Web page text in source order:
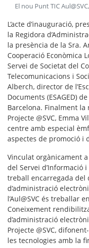
El nou Punt TIC
L’acte d’inauguració,
la Regidora
la presència de la Sra.
Cooperació Econòmica
Servei de Societat del
Telecomunicacions i
Alberch, director de
Documents (ESAGED)
Barcelona. Finalment la
Projecte @SVC, Emma
centre amb especial
aspectes de promoció i
Vinculat orgànicament
del Servei d’Informació
treball encarregada del
d’administració
l’Aul@SVC és treballar
Coneixement
d’administració
Projecte @SVC,
les tecnologies amb la